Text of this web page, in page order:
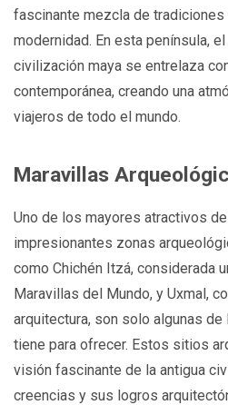
fascinante mezcla de
modernidad. En esta península,
civilización maya se entrelaza
contemporánea, creando una
viajeros de todo el mundo.
Maravillas
Uno de los mayores atractivos
impresionantes zonas
como Chichén Itzá, considerada
Maravillas del Mundo, y Uxmal,
arquitectura, son solo algunas de
tiene para ofrecer. Estos sitios
visión fascinante de la antigua
creencias y sus logros